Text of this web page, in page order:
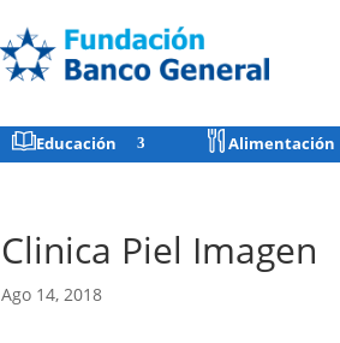
Educación Alimentación
Clinica Piel Imagen
Ago 14, 2018